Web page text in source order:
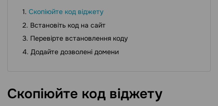
Скопіюйте код віджету
Встановіть код на сайт
Перевірте встановлення коду
Додайте дозволені домени
Скопіюйте код віджету